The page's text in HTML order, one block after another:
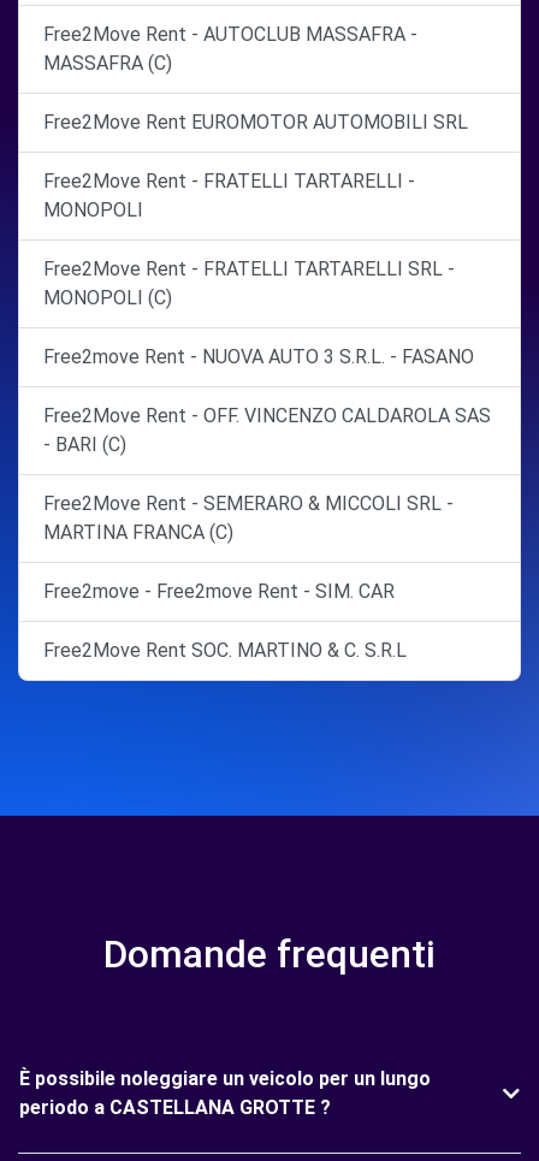
Free2Move Rent - AUTOCLUB MASSAFRA -
MASSAFRA (C)
Free2Move Rent EUROMOTOR AUTOMOBILI SRL
Free2Move Rent - FRATELLI TARTARELLI -
MONOPOLI
Free2Move Rent - FRATELLI TARTARELLI SRL -
MONOPOLI (C)
Free2move Rent - NUOVA AUTO 3 S.R.L. - FASANO
Free2Move Rent - OFF. VINCENZO CALDAROLA SAS
- BARI (C)
Free2Move Rent - SEMERARO & MICCOLI SRL -
MARTINA FRANCA (C)
Free2move - Free2move Rent - SIM. CAR
Free2Move Rent SOC. MARTINO & C. S.R.L
Domande frequenti
È possibile noleggiare un veicolo per un lungo
periodo a CASTELLANA GROTTE ?